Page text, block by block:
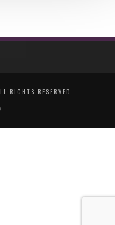
RIGHTS RESERVED.